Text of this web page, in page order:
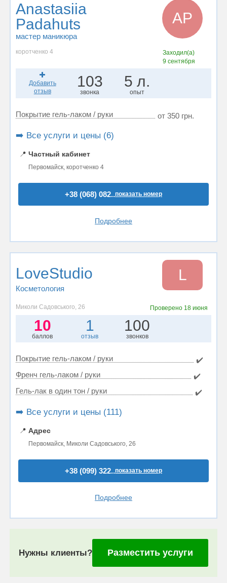
Anastasiia
Padahuts
мастер маникюра
AP
коротченко 4
Заходил(а)
9 сентября
Добавить
отзыв
103
звонка
5 л.
опыт
Покрытие гель-лаком / руки от 350 грн.
➡️ Все услуги и цены (6)
📍 Частный кабинет
Первомайск, коротченко 4
+38 (068) 082..показать номер
Подробнее
LoveStudio
Косметология
L
Миколи Садовського, 26 Проверено 18 июня
10
баллов
1
отзыв
100
звонков
Покрытие гель-лаком / руки
✔️
Френч гель-лаком / руки
✔️
Гель-лак в один тон / руки
✔️
➡️ Все услуги и цены (111)
📍 Адрес
Первомайск, Миколи Садовського, 26
+38 (099) 322..показать номер
Подробнее
Нужны клиенты? Разместить услуги